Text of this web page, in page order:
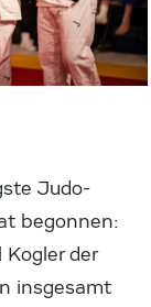
Judo-
begonnen:
der
insgesamt